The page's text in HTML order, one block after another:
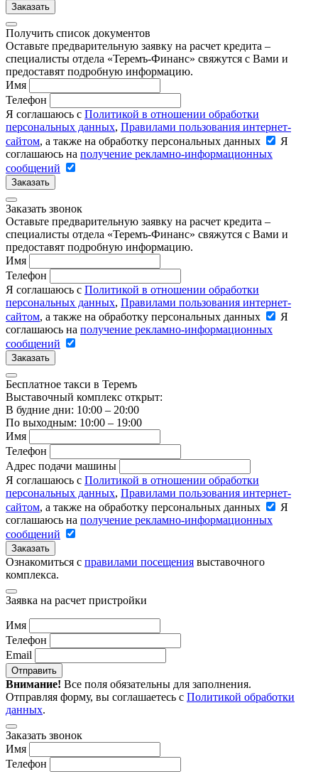
Заказать
Получить список документов
Оставьте предварительную заявку на расчет кредита –
специалисты отдела «Теремъ-Финанс» свяжутся с Вами и
предоставят подробную информацию.
Имя
Телефон
Я соглашаюсь с Политикой в отношении обработки
персональных данных, Правилами пользования интернет-
сайтом, а также на обработку персональных данных
Я
соглашаюсь на получение рекламно-информационных
сообщений
Заказать
Заказать звонок
Оставьте предварительную заявку на расчет кредита –
специалисты отдела «Теремъ-Финанс» свяжутся с Вами и
предоставят подробную информацию.
Имя
Телефон
Я соглашаюсь с Политикой в отношении обработки
персональных данных, Правилами пользования интернет-
сайтом, а также на обработку персональных данных
Я
соглашаюсь на получение рекламно-информационных
сообщений
Заказать
Бесплатное такси в Теремъ
Выставочный комплекс открыт:
В будние дни: 10:00 – 20:00
По выходным: 10:00 – 19:00
Имя
Телефон
Адрес подачи машины
Я соглашаюсь с Политикой в отношении обработки
персональных данных, Правилами пользования интернет-
сайтом, а также на обработку персональных данных
Я
соглашаюсь на получение рекламно-информационных
сообщений
Заказать
Ознакомиться с правилами посещения выставочного
комплекса.
Заявка на расчет пристройки
Имя
Телефон
Email
Отправить
Внимание! Все поля обязательны для заполнения.
Отправляя форму, вы соглашаетесь с Политикой обработки
данных.
Заказать звонок
Имя
Телефон